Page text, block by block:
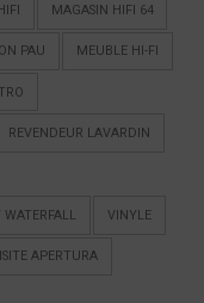
MAGASIN HIFI 64
PAU MEUBLE HI-FI
REVENDEUR LAVARDIN
VINYLE
APERTURA